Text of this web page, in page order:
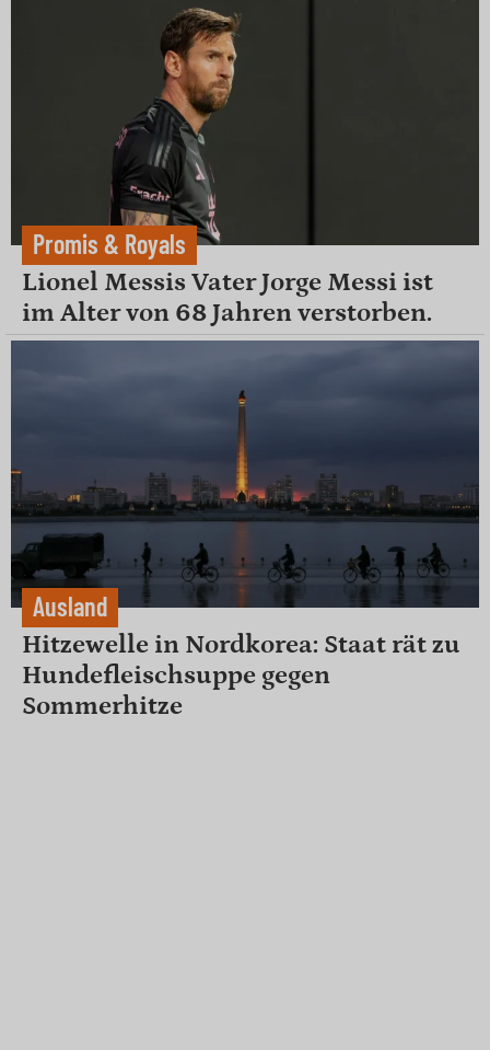
Promis & Royals
Lionel Messis Vater Jorge Messi ist
im Alter von 68 Jahren verstorben.
Ausland
Hitzewelle in Nordkorea: Staat rät zu
Hundefleischsuppe gegen
Sommerhitze